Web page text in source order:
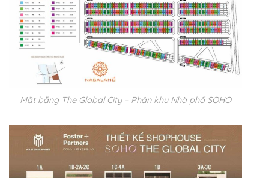
Mặt bằng The Global City – Phân khu Nhà phố SOHO